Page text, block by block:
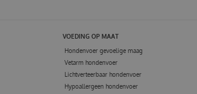
VOEDING OP MAAT
Hondenvoer gevoelige maag
Vetarm hondenvoer
Lichtverteerbaar hondenvoer
Hypoallergeen hondenvoer